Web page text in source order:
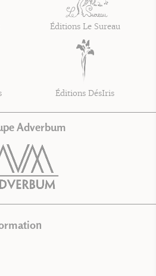
Éditions Le Sureau
Éditions DésIris
Adverbum